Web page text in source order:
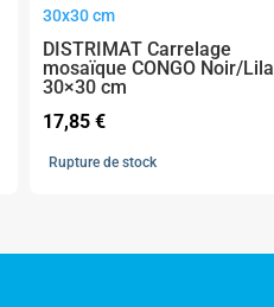
DISTRIMAT Carrelage
mosaïque CONGO Noir/Lila
30×30 cm
17,85 €
Rupture de stock